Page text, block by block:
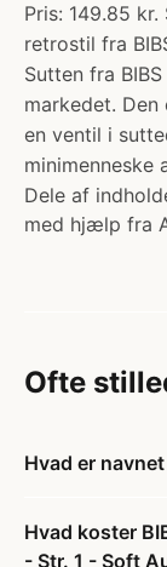
Pris: 149.85
retrostil fra
Sutten fra
markedet.
en ventil i
minimenneske
Dele af
med hjælp fra
Ofte
Hvad er
Hvad koster
- Str. 1 - Soft